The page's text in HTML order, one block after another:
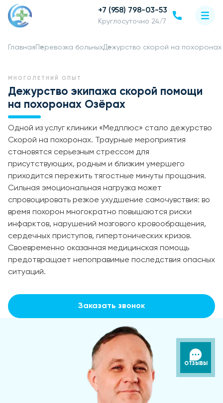
+7 (958) 798-03-53
Круглосуточно 24/7
Главная Перевозка больныхДежурство скорой на похоронах
МНОГОЛЕТНИЙ ОПЫТ
Дежурство экипажа скорой помощи
на похоронах Озёрах
Одной из услуг клиники «Медплюс» стало дежурство
Скорой на похоронах. Траурные мероприятия
становятся серьезным стрессом для
присутствующих, родным и близким умершего
приходится пережить тягостные минуты прощания.
Сильная эмоциональная нагрузка может
спровоцировать резкое ухудшение самочувствия: во
время похорон многократно повышаются риски
инфарктов, нарушений мозгового кровообращения,
сердечных приступов, гипертонических кризов.
Своевременно оказанная медицинская помощь
предотвращает непоправимые последствия опасных
ситуаций.
Заказать звонок
ОТЗЫВЫ